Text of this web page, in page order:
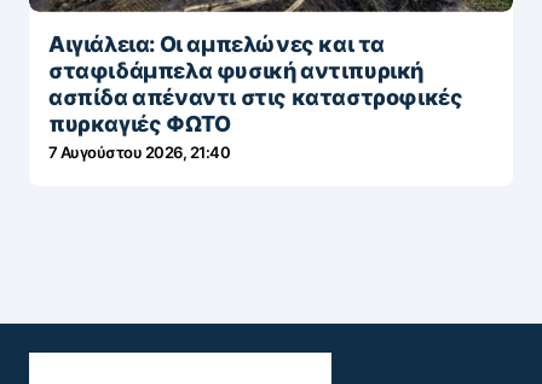
Αιγιάλεια: Οι αμπελώνες και τα
σταφιδάμπελα φυσική αντιπυρική
ασπίδα απέναντι στις καταστροφικές
πυρκαγιές ΦΩΤΟ
7 Αυγούστου 2026, 21:40